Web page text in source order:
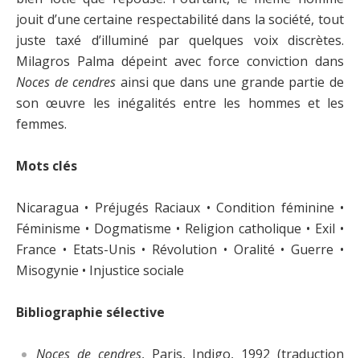
jouit d’une certaine respectabilité dans la société, tout
juste taxé d’illuminé par quelques voix discrètes.
Milagros Palma dépeint avec force conviction dans
Noces de cendres ainsi que dans une grande partie de
son œuvre les inégalités entre les hommes et les
femmes.
Mots clés
Nicaragua • Préjugés Raciaux • Condition féminine •
Féminisme • Dogmatisme • Religion catholique • Exil •
France • Etats-Unis • Révolution • Oralité • Guerre •
Misogynie • Injustice sociale
Bibliographie sélective
Noces de cendres, Paris, Indigo, 1992 (traduction